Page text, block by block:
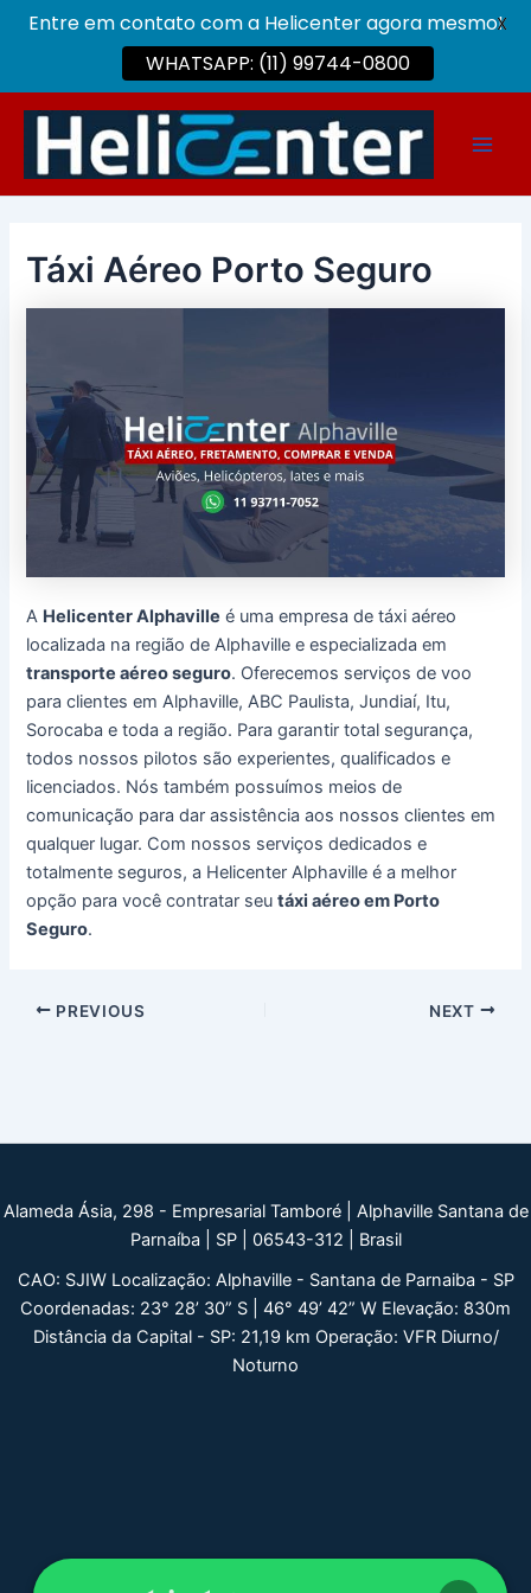
conteúdo
Táxi Aéreo Porto Seguro
A Helicenter Alphaville é uma empresa de táxi aéreo
localizada na região de Alphaville e especializada em
transporte aéreo seguro. Oferecemos serviços de voo
para clientes em Alphaville, ABC Paulista, Jundiaí, Itu,
Sorocaba e toda a região. Para garantir total segurança,
todos nossos pilotos são experientes, qualificados e
licenciados. Nós também possuímos meios de
comunicação para dar assistência aos nossos clientes em
qualquer lugar. Com nossos serviços dedicados e
totalmente seguros, a Helicenter Alphaville é a melhor
opção para você contratar seutáxi aéreo em Porto
Seguro.
Post
PREVIOUS NEXT
Alameda Ásia, 298 - Empresarial Tamboré | Alphaville Santana de
Parnaíba | SP | 06543-312 | Brasil
CAO: SJIW Localização: Alphaville - Santana de Parnaiba - SP
Coordenadas: 23° 28’ 30” S | 46° 49’ 42” W Elevação: 830m
Distância da Capital - SP: 21,19 km Operação: VFR Diurno/
Noturno
Entre em contato com a Helicenter agora mesmo!
WHATSAPP: (11) 99744-0800
X